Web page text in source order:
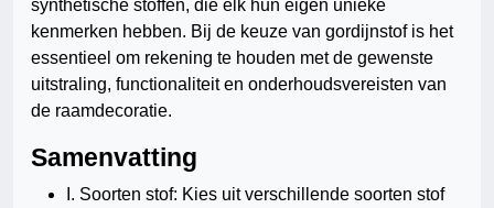
synthetische stoffen, die elk hun eigen unieke
kenmerken hebben. Bij de keuze van gordijnstof is het
essentieel om rekening te houden met de gewenste
uitstraling, functionaliteit en onderhoudsvereisten van
de raamdecoratie.
Samenvatting
I. Soorten stof: Kies uit verschillende soorten stof